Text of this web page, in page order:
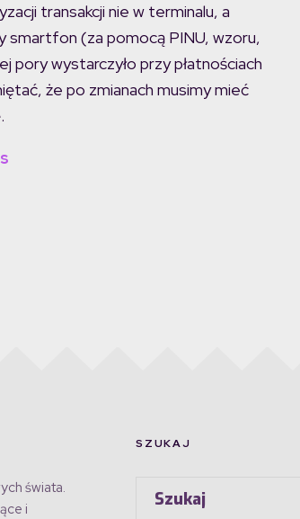
transakcji nie w terminalu, a
smartfon (za pomocą PINU, wzoru,
pory wystarczyło przy płatnościach
że po zmianach musimy mieć
świata.
i
SZUKAJ